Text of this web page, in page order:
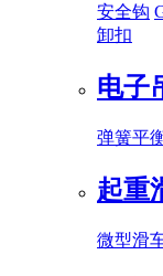
安全钩
卸扣
电子
弹簧平
起重
微型滑